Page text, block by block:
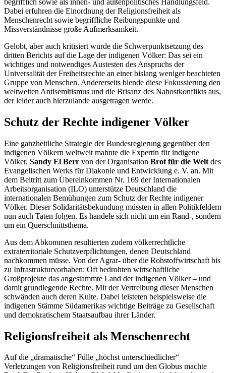
Dabei erfuhren die Einordnung der Religionsfreiheit als
Menschenrecht sowie begriffliche Reibungspunkte und
Missverständnisse große Aufmerksamkeit.
Gelobt, aber auch kritisiert wurde die Schwerpunktsetzung des
dritten Berichts auf die Lage der indigenen Völker: Das sei ein
wichtiges und notwendiges Austesten des Anspruchs der
Universalität der Freiheitsrechte an einer bislang weniger beachteten
Gruppe von Menschen. Andererseits blende diese Fokussierung den
weltweiten Antisemitismus und die Brisanz des Nahostkonflikts aus,
der leider auch hierzulande ausgetragen werde.
Schutz der Rechte indigener Völker
Eine ganzheitliche Strategie der Bundesregierung gegenüber den
indigenen Völkern weltweit mahnte die Expertin für indigene
Völker, Sandy El Berr von der Organisation Brot für die Welt des
Evangelischen Werks für Diakonie und Entwicklung e. V. an. Mit
dem Beitritt zum Übereinkommen Nr. 169 der Internationalen
Arbeitsorganisation (ILO) unterstütze Deutschland die
internationalen Bemühungen zum Schutz der Rechte indigener
Völker. Dieser Solidaritätsbekundung müssten in allen Politikfeldern
nun auch Taten folgen. Es handele sich nicht um ein Rand-, sondern
um ein Querschnittsthema.
Aus dem Abkommen resultierten zudem völkerrechtliche
extraterritoriale Schutzverpflichtungen, denen Deutschland
nachkommen müsse. Von der Agrar- über die Rohstoffwirtschaft bis
zu Infrastrukturvorhaben: Oft bedrohten wirtschaftliche
Großprojekte das angestammte Land der indigenen Völker– und
damit grundlegende Rechte. Mit der Vertreibung dieser Menschen
schwänden auch deren Kulte. Dabei leisteten beispielsweise die
indigenen Stämme Südamerikas wichtige Beiträge zu Gesellschaft
und demokratischem Staatsaufbau ihrer Länder.
Religionsfreiheit als Menschenrecht
Auf die „dramatische“ Fülle „höchst unterschiedlicher“
Verletzungen von Religionsfreiheit rund um den Globus machte